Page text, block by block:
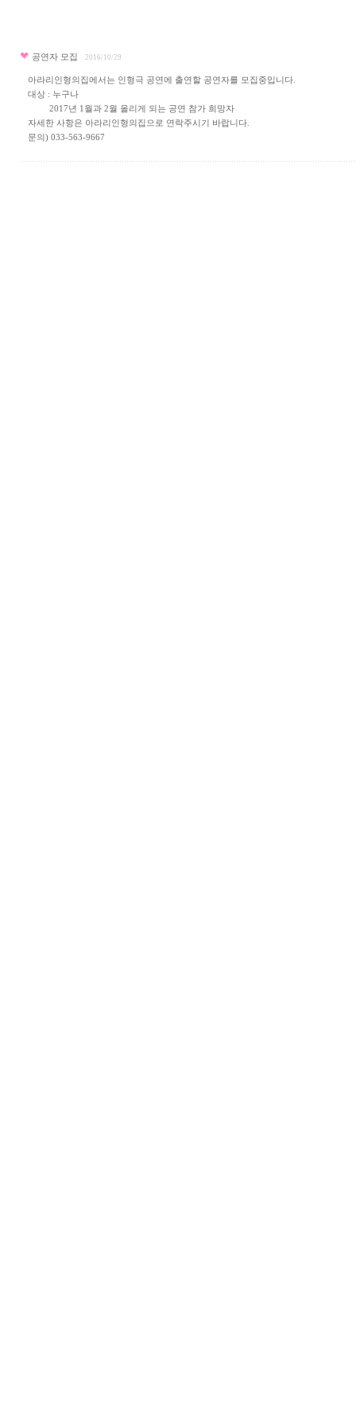
공연자 모집 2016/10/29
아라리인형의집에서는 인형극 공연에 출연할 공연자를 모집중입니다.
대상 : 누구나
2017년 1월과 2월 올리게 되는 공연 참가 희망자
자세한 사항은 아라리인형의집으로 연락주시기 바랍니다.
문의) 033-563-9667